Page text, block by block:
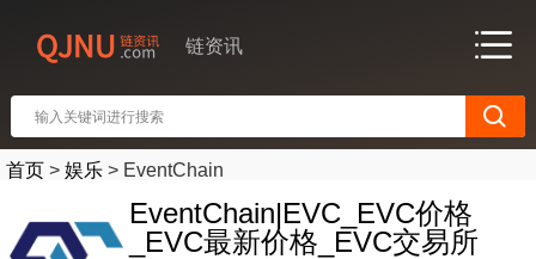
链资讯
首页 > 娱乐 > EventChain
EventChain|EVC_EVC价格
_EVC最新价格_EVC交易所